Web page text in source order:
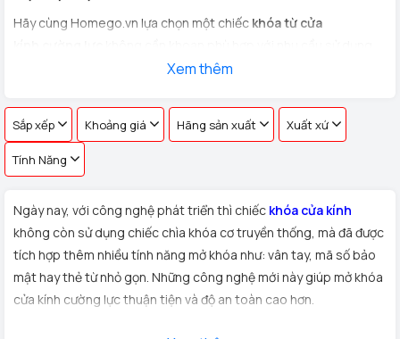
Hãy cùng Homego.vn lựa chọn một chiếc khóa từ cửa
cửa kính văn phòng, cửa hàng, nhà riêng
Xem thêm
Sắp xếp Khoảng giá Hãng sản xuất Xuất xứ
Tính Năng
Ngày nay, với công nghệ phát triển thì chiếc khóa cửa kính
không còn sử dụng chiếc chìa khóa cơ truyền thống, mà đã được
tích hợp thêm nhiều tính năng mở khóa như: vân tay, mã số bảo
mật hay thẻ từ nhỏ gọn. Những công nghệ mới này giúp mở khóa
cửa kính cường lực thuận tiện và độ an toàn cao hơn.